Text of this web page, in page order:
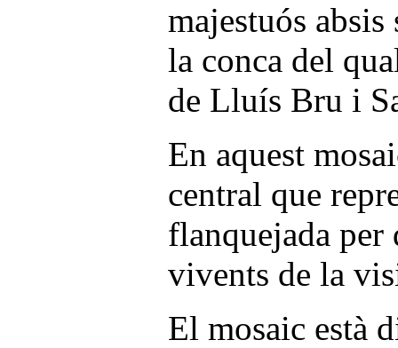
majestuós
la conca del
de Lluís Bru i
En aquest
central que
flanquejada per
vivents de la
El mosaic està